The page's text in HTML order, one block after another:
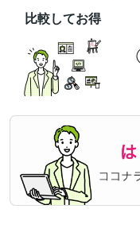
比較してお得